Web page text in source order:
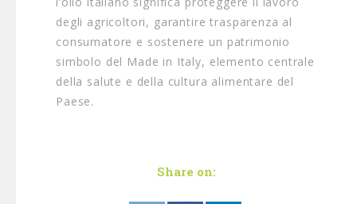
degli agricoltori, garantire trasparenza al
consumatore e sostenere un patrimonio
simbolo del Made in Italy, elemento centrale
della salute e della cultura alimentare del
Paese.
Share on: